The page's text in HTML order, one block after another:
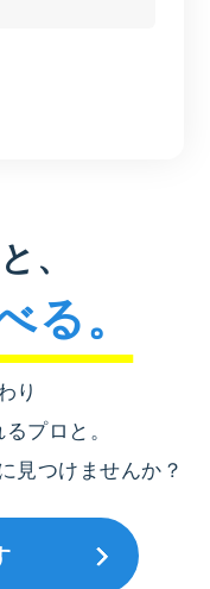
、
る。
り
プロと。
見つけませんか？